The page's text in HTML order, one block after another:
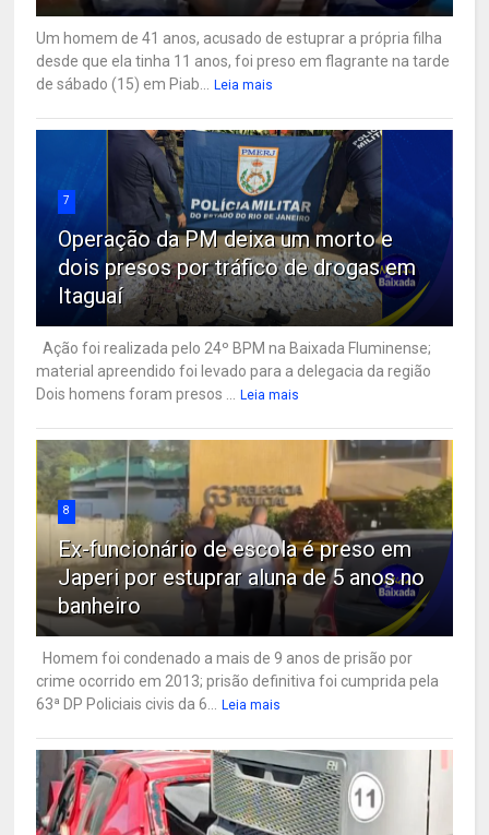
Um homem de 41 anos, acusado de estuprar a própria filha
desde que ela tinha 11 anos, foi preso em flagrante na tarde
de sábado (15) em Piab...
Leia mais
7
Operação da PM deixa um morto e
dois presos por tráfico de drogas em
Itaguaí
Ação foi realizada pelo 24º BPM na Baixada Fluminense;
material apreendido foi levado para a delegacia da região
Dois homens foram presos ...
Leia mais
8
Ex-funcionário de escola é preso em
Japeri por estuprar aluna de 5 anos no
banheiro
Homem foi condenado a mais de 9 anos de prisão por
crime ocorrido em 2013; prisão definitiva foi cumprida pela
63ª DP Policiais civis da 6...
Leia mais